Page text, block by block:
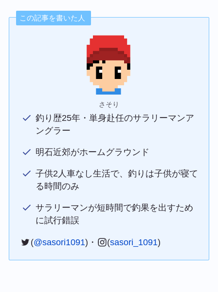
この記事を書いた人
さそり
釣り歴25年・単身赴任のサラリーマンア
ングラー
明石近郊がホームグラウンド
子供2人車なし生活で、釣りは子供が寝て
る時間のみ
サラリーマンが短時間で釣果を出すため
に試行錯誤
(@sasori1091)・ (sasori_1091)